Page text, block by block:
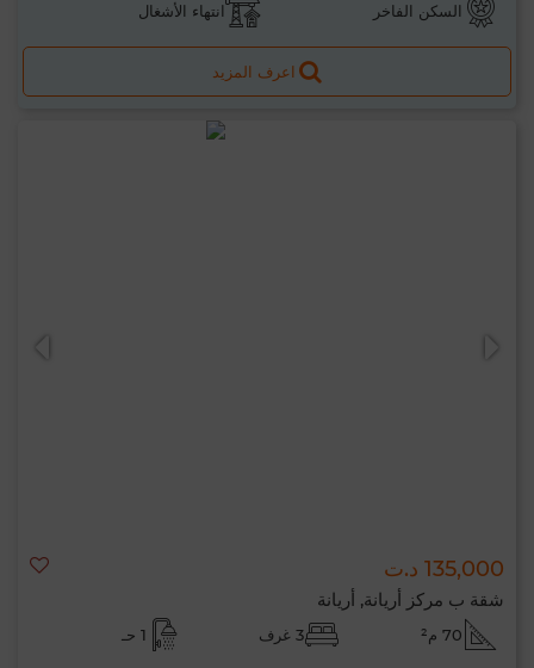
السكن الفاخر انتهاء الأشغال
اعرف المزيد
135,000 د.ت
شقة ب مركز أريانة, أريانة
70 م² 3 غرف 1 حـ